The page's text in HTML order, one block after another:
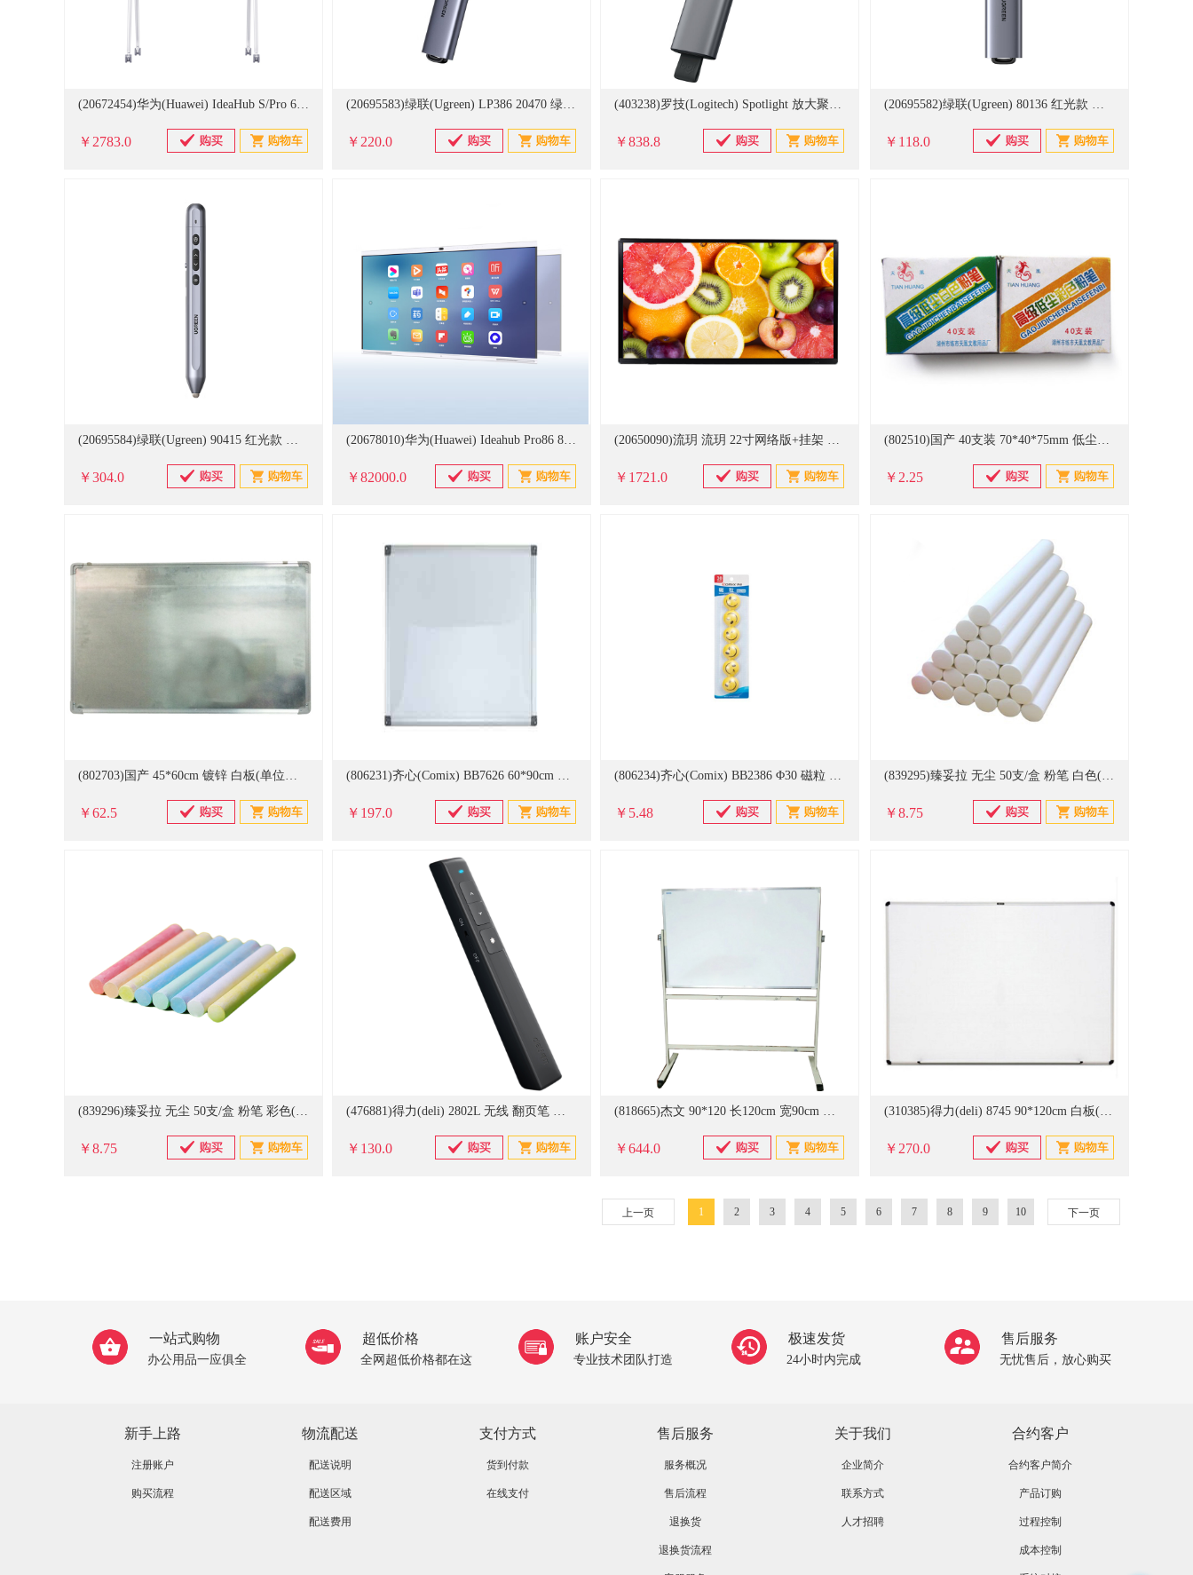
(20672454)华为(Huawei) IdeaHub S/Pro 65 适用65寸屏 落地支架(单位：件)
￥2783.0
(20695583)绿联(Ugreen) LP386 20470 绿光 激光笔(单位：件)
￥220.0
(403238)罗技(Logitech) Spotlight 放大聚焦液晶屏可显 激光笔 灰色(单位：支)
￥838.8
(20695582)绿联(Ugreen) 80136 红光款 激光笔(单位：件)
￥118.0
(20695584)绿联(Ugreen) 90415 红光款 激光笔(单位：件)
￥304.0
(20678010)华为(Huawei) Ideahub Pro86 86英寸落地款（12+64G) 电子白板(单位：台)
￥82000.0
(20650090)流玥 流玥 22寸网络版+挂架 广告机(单位：台)
￥1721.0
(802510)国产 40支装 70*40*75mm 低尘白色粉笔(单位：盒)
￥2.25
(802703)国产 45*60cm 镀锌 白板(单位：块)
￥62.5
(806231)齐心(Comix) BB7626 60*90cm 白板(单位：块)
￥197.0
(806234)齐心(Comix) BB2386 Φ30 磁粒 黄色(单位：卡)
￥5.48
(839295)臻妥拉 无尘 50支/盒 粉笔 白色(单位：盒)
￥8.75
(839296)臻妥拉 无尘 50支/盒 粉笔 彩色(单位：盒)
￥8.75
(476881)得力(deli) 2802L 无线 翻页笔 黑色(单位：支)
￥130.0
(818665)杰文 90*120 长120cm 宽90cm 可移动 白板（含支架） 白色(单位：套)
￥644.0
(310385)得力(deli) 8745 90*120cm 白板(单位：块)
￥270.0
上一页 1 2 3 4 5 6 7 8 9 10 下一页
一站式购物
办公用品一应俱全
超低价格
全网超低价格都在这
账户安全
专业技术团队打造
极速发货
24小时内完成
售后服务
无忧售后，放心购买
新手上路
注册账户
购买流程
物流配送
配送说明
配送区域
配送费用
支付方式
货到付款
在线支付
售后服务
服务概况
售后流程
退换货
退换货流程
关于我们
企业简介
联系方式
人才招聘
合约客户
合约客户简介
产品订购
过程控制
成本控制